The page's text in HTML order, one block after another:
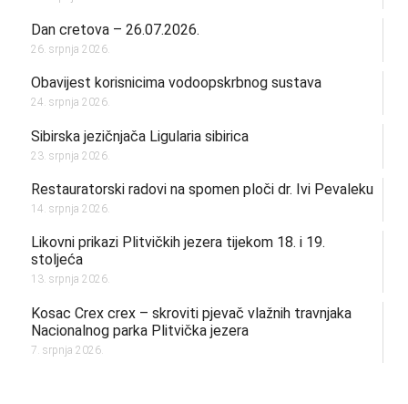
Dan cretova – 26.07.2026.
26. srpnja 2026.
Obavijest korisnicima vodoopskrbnog sustava
24. srpnja 2026.
Sibirska jezičnjača Ligularia sibirica
23. srpnja 2026.
Restauratorski radovi na spomen ploči dr. Ivi Pevaleku
14. srpnja 2026.
Likovni prikazi Plitvičkih jezera tijekom 18. i 19.
stoljeća
13. srpnja 2026.
Kosac Crex crex – skroviti pjevač vlažnih travnjaka
Nacionalnog parka Plitvička jezera
7. srpnja 2026.